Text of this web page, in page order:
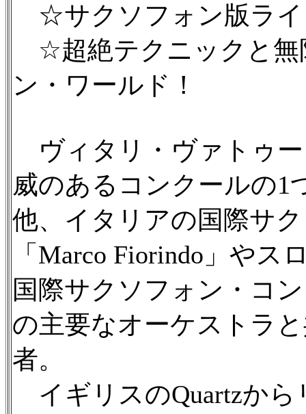
☆サクソフォン版ライ
☆超絶テクニックと無
ン・ワールド！
ヴィタリ・ヴァトゥ
威のあるコンクールの1
他、イタリアの国際サ
「Marco Fiorindo」や
国際サクソフォン・コ
の主要なオーケストラ
者。
イギリスのQuartzから